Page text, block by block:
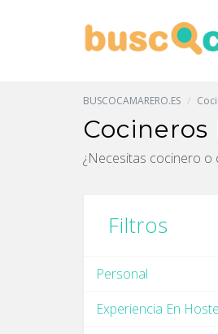
BUSCOCAMARERO.ES
¿Necesitas cocinero o
Filtros
Personal
Experiencia En